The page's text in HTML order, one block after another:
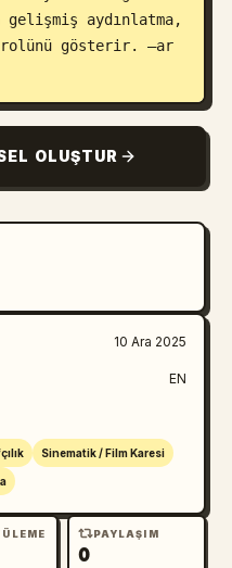
aydınlatma,
gösterir. –ar
OLUŞTUR
10 Ara 2025
EN
Sinematik / Film Karesi
PAYLAŞIM
0